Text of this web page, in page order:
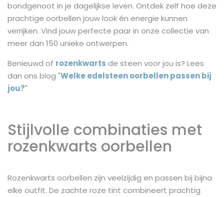
bondgenoot in je dagelijkse leven. Ontdek zelf hoe deze
prachtige oorbellen jouw look én energie kunnen
verrijken. Vind jouw perfecte paar in onze collectie van
meer dan 150 unieke ontwerpen.
Benieuwd of rozenkwarts de steen voor jou is? Lees
dan ons blog "Welke edelsteen oorbellen passen bij
jou?"
Stijlvolle combinaties met
rozenkwarts oorbellen
Rozenkwarts oorbellen zijn veelzijdig en passen bij bijna
elke outfit. De zachte roze tint combineert prachtig